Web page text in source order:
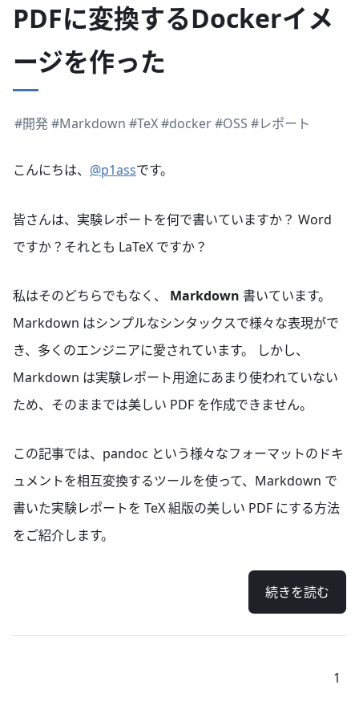
PDFに変換するDockerイメ
ージを作った
#開発#Markdown #TeX#docker#OSS #レポート
こんにちは、 @p1assです。
皆さんは、実験レポートを何で書いていますか？ Word
ですか？それとも LaTeX ですか？
私はそのどちらでもなく、 Markdown 書いています。
Markdown はシンプルなシンタックスで様々な表現がで
き、多くのエンジニアに愛されています。 しかし、
Markdown は実験レポート用途にあまり使われていない
ため、そのままでは美しい PDF を作成できません。
この記事では、pandoc という様々なフォーマットのドキ
ュメントを相互変換するツールを使って、Markdown で
書いた実験レポートを TeX 組版の美しい PDF にする方法
をご紹介します。
続きを読む
1